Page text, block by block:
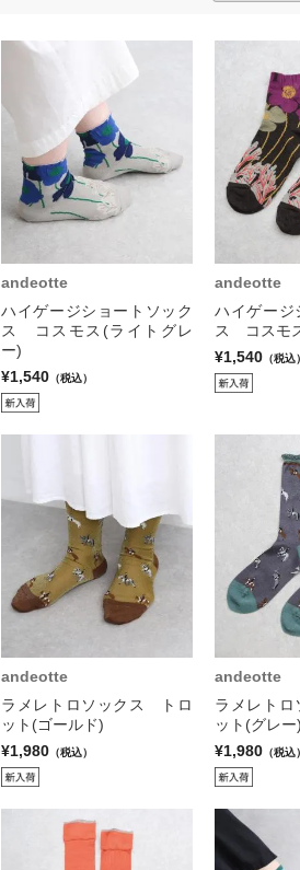
andeotte
ハイゲージショートソック
ス コスモス(ライトグレ
ー)
¥1,540 （税込）
andeotte
ハイゲージ
ス コスモ
¥1,540 （税込）
andeotte
ラメレトロソックス トロ
ット(ゴールド)
¥1,980 （税込）
andeotte
ラメレト
ット(グレー)
¥1,980 （税込）